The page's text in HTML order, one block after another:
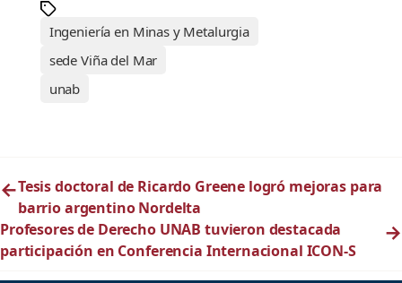
Ingeniería en Minas y Metalurgia
sede Viña del Mar
unab
←Tesis doctoral de Ricardo Greene logró mejoras para
barrio argentino Nordelta
Profesores de Derecho UNAB tuvieron destacada
participación en Conferencia Internacional ICON-S
→